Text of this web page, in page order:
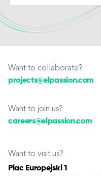
Want to collaborate?
projects@elpassion.com
Want to join us?
careers@elpassion.com
Want to visit us?
Plac Europejski 1